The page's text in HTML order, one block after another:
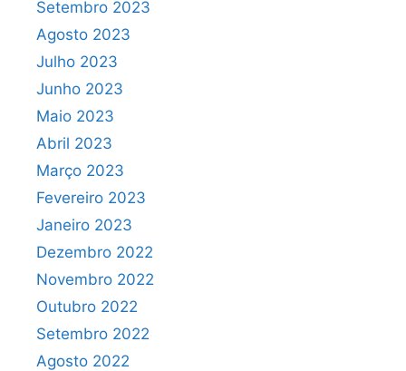
Setembro 2023
Agosto 2023
Julho 2023
Junho 2023
Maio 2023
Abril 2023
Março 2023
Fevereiro 2023
Janeiro 2023
Dezembro 2022
Novembro 2022
Outubro 2022
Setembro 2022
Agosto 2022